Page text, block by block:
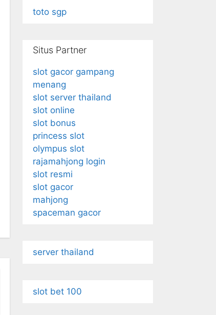
toto sgp
Situs Partner
slot gacor gampang
menang
slot server thailand
slot online
slot bonus
princess slot
olympus slot
rajamahjong login
slot resmi
slot gacor
mahjong
spaceman gacor
server thailand
slot bet 100